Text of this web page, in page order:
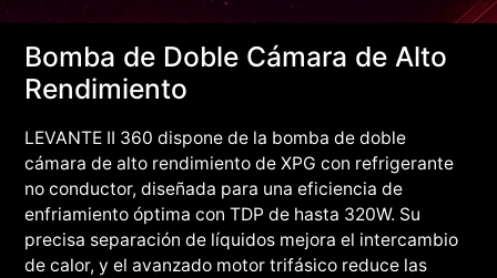
Bomba de Doble Cámara de Alto
Rendimiento
LEVANTE II 360 dispone de la bomba de doble
cámara de alto rendimiento de XPG con refrigerante
no conductor, diseñada para una eficiencia de
enfriamiento óptima con TDP de hasta 320W. Su
precisa separación de líquidos mejora el intercambio
de calor, y el avanzado motor trifásico reduce las